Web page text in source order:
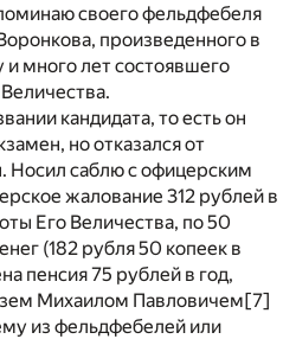
своего фельдфебеля
произведенного в
много лет состоявшего
кандидата, то есть он
но отказался от
Носил саблю с офицерским
жалование 312 рублей в
Его Величества, по 50
(182 рубля 50 копеек в
пенсия 75 рублей в год,
Михаилом Павловичем[7]
из фельдфебелей или